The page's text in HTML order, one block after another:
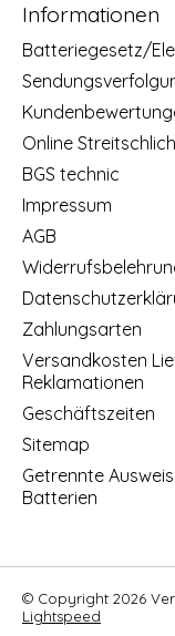
Informationen
Batteriegesetz/
Online
BGS technic
Impressum
AGB
Zahlungsarten
Versandkosten
Reklamationen
Geschäftszeiten
Sitemap
Getrennte
Batterien
© Copyright 2026
Lightspeed